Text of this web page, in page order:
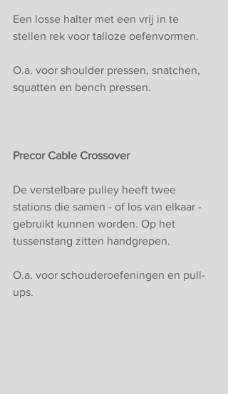
Een losse halter met een vrij in te
stellen rek voor talloze oefenvormen.
O.a. voor shoulder pressen, snatchen,
squatten en bench pressen.
Precor Cable Crossover
De verstelbare pulley heeft twee
stations die samen - of los van elkaar -
gebruikt kunnen worden. Op het
tussenstang zitten handgrepen.
O.a. voor schouderoefeningen en pull-
ups.